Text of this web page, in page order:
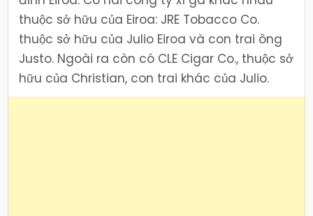
thuộc sở hữu của Eiroa: JRE Tobacco Co.
thuộc sở hữu của Julio Eiroa và con trai ông
Justo. Ngoài ra còn có CLE Cigar Co., thuộc sở
hữu của Christian, con trai khác của Julio.